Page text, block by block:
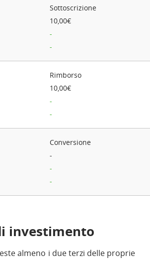
Sottoscrizione
10,00€
-
-
Rimborso
10,00€
-
-
Conversione
-
-
-
investimento
almeno i due terzi delle proprie